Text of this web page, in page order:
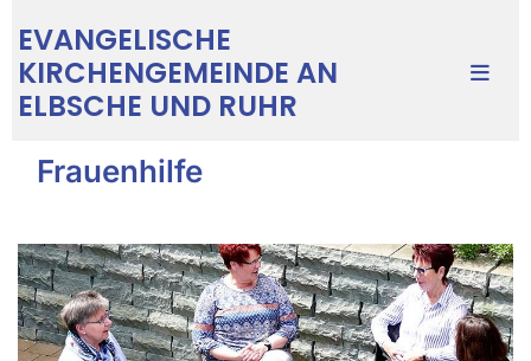
EVANGELISCHE
KIRCHENGEMEINDE AN
ELBSCHE UND RUHR
Frauenhilfe